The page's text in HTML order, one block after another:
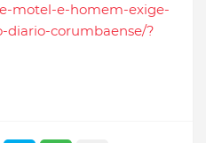
motel-e-homem-exige-
diario-corumbaense/?